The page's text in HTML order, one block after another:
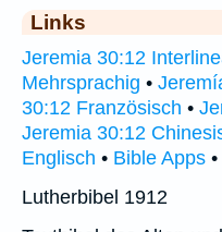
Links
Jeremia 30:12
Mehrsprachig •
30:12 Französisch •
Jeremia 30:12
Englisch • Bible Apps •
Lutherbibel 1912